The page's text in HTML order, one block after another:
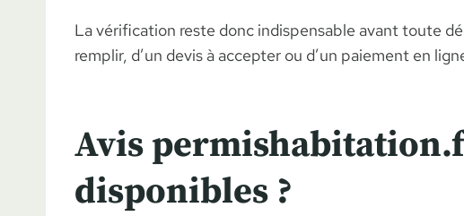
La vérification reste donc indispensable avant toute
remplir, d’un devis à accepter ou d’un paiement en
Avis
disponibles ?